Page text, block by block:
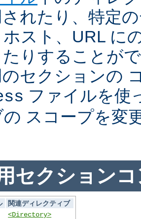
れたり、特定
ホスト、URL に
りすることが
セクションの
ファイルを使
スコープを変
セクション
関連ディレクティブ
<Directory>